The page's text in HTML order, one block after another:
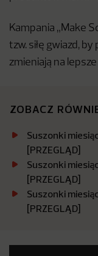
Kampania „Make
tzw. siłę gwiazd,
zmieniają na
ZOBACZ
Suszonki
[PRZEGLĄD]
Suszonki
[PRZEGLĄD]
Suszonki
[PRZEGLĄD]